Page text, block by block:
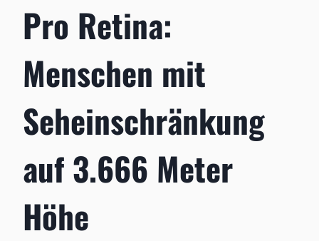
Pro Retina:
Menschen mit
Seheinschränkung
auf 3.666 Meter
Höhe